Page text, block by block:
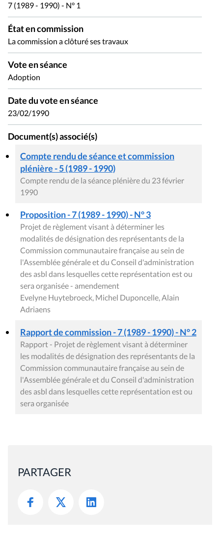
7 (1989 - 1990) - N° 1
État en commission
La commission a clôturé ses travaux
Vote en séance
Adoption
Date du vote en séance
23/02/1990
Document(s) associé(s)
Compte rendu de séance et commission
plénière - 5 (1989 - 1990)
Compte rendu de la séance plénière du 23 février
1990
Proposition - 7 (1989 - 1990) - N° 3
Projet de règlement visant à déterminer les
modalités de désignation des représentants de la
Commission communautaire française au sein de
l'Assemblée générale et du Conseil d'administration
des asbl dans lesquelles cette représentation est ou
sera organisée - amendement
Evelyne Huytebroeck, Michel Duponcelle, Alain
Adriaens
Rapport de commission - 7 (1989 - 1990) - N° 2
Rapport - Projet de règlement visant à déterminer
les modalités de désignation des représentants de la
Commission communautaire française au sein de
l'Assemblée générale et du Conseil d'administration
des asbl dans lesquelles cette représentation est ou
sera organisée
PARTAGER